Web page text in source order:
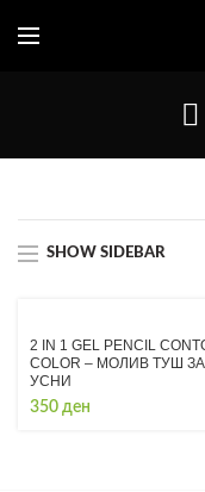
SHOW SIDEBAR
2 IN 1 GEL PENCIL
COLOR – МОЛИВ ТУШ ЗА
УСНИ
350 ден